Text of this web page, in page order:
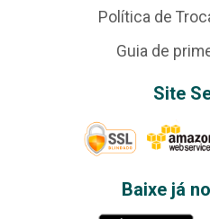
Política de
Guia de
Site
Baixe já